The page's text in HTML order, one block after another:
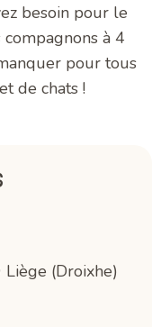
besoin pour le
à 4
pour tous
de chats !
(Droixhe)